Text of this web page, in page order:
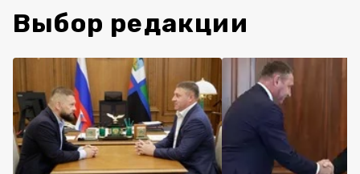
Выбор редакции